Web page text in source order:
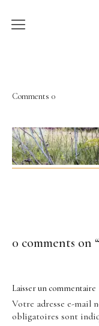
Épices Shira
À la
Comments 0
0 comments on “
Laisser un commentaire
Votre adresse e-mail
obligatoires sont